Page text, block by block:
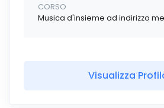
CORSO
Musica d'insieme ad indirizzo
Visualizza